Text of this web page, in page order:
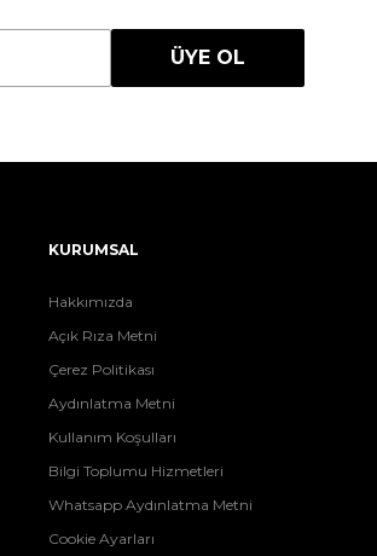
ÜYE OL
KURUMSAL
Hakkımızda
Açık Rıza Metni
Çerez Politikası
Aydınlatma Metni
Kullanım Koşulları
Bilgi Toplumu Hizmetleri
Whatsapp Aydınlatma Metni
Cookie Ayarları